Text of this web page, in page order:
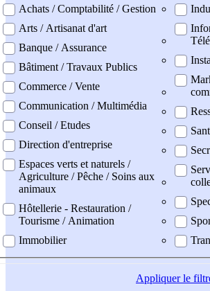
professionel
Achats / Comptabilité / Gestion
Arts / Artisanat d'art
Banque / Assurance
Bâtiment / Travaux Publics
Commerce / Vente
Communication / Multimédia
Conseil / Etudes
Direction d'entreprise
Espaces verts et naturels /
Agriculture / Pêche / Soins aux
animaux
Hôtellerie - Restauration /
Tourisme / Animation
Immobilier
Appliquerle